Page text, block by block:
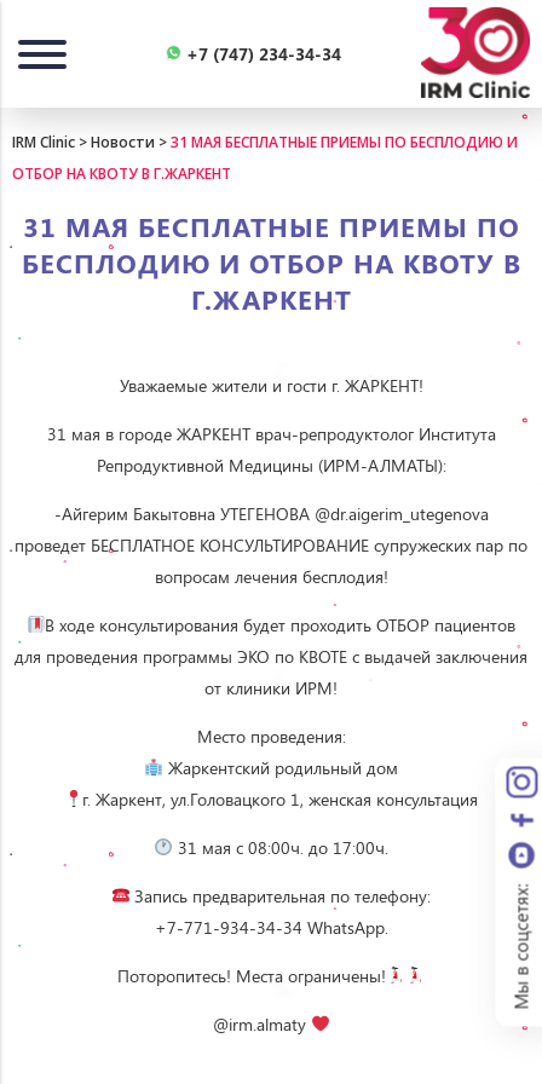
+7 (747) 234-34-34
IRM Clinic >Новости >31 МАЯ БЕСПЛАТНЫЕ ПРИЕМЫ ПО БЕСПЛОДИЮ И
ОТБОР НА КВОТУ В Г.ЖАРКЕНТ
31 МАЯ БЕСПЛАТНЫЕ ПРИЕМЫ ПО
БЕСПЛОДИЮ И ОТБОР НА КВОТУ В
Г.ЖАРКЕНТ
Уважаемые жители и гости г. ЖАРКЕНТ!
31 мая в городе ЖАРКЕНТ врач-репродуктолог Института
Репродуктивной Медицины (ИРМ-АЛМАТЫ):
-Айгерим Бакытовна УТЕГЕНОВА @dr.aigerim_utegenova
проведет БЕСПЛАТНОЕ КОНСУЛЬТИРОВАНИЕ супружеских пар по
вопросам лечения бесплодия!
В ходе консультирования будет проходить ОТБОР пациентов
для проведения программы ЭКО по КВОТЕ с выдачей заключения
от клиники ИРМ!
Место проведения:
Жаркентский родильный дом
г. Жаркент, ул.Головацкого 1, женская консультация
31 мая с 08:00ч. до 17:00ч.
Запись предварительная по телефону:
+7-771-934-34-34 WhatsApp.
Поторопитесь! Места ограничены!
@irm.almaty
Мы в соцсетях: